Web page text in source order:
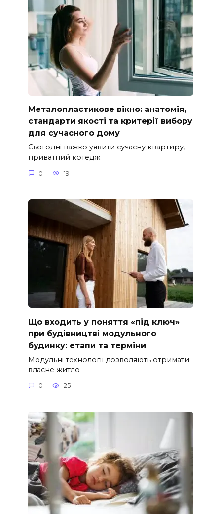
Металопластикове вікно: анатомія,
стандарти якості та критерії вибору
для сучасного дому
Сьогодні важко уявити сучасну квартиру,
приватний котедж
0 19
Що входить у поняття «під ключ»
при будівництві модульного
будинку: етапи та терміни
Модульні технології дозволяють отримати
власне житло
0 25